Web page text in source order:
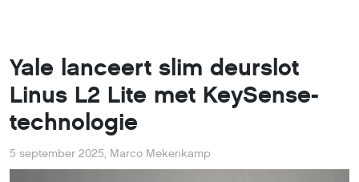
Yale lanceert slim deurslot
Linus L2 Lite met KeySense-
technologie
5 september 2025, Marco Mekenkamp